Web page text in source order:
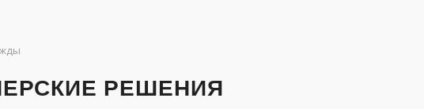
РЕШЕНИЯ